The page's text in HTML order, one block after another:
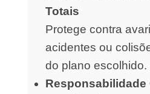
Totais
Protege contra
acidentes ou
do plano escolhido.
Responsabilidade